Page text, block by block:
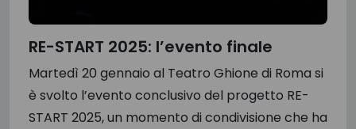
RE-START 2025: l’evento finale
Martedì 20 gennaio al Teatro Ghione di Roma si
è svolto l’evento conclusivo del progetto RE-
START 2025, un momento di condivisione che ha